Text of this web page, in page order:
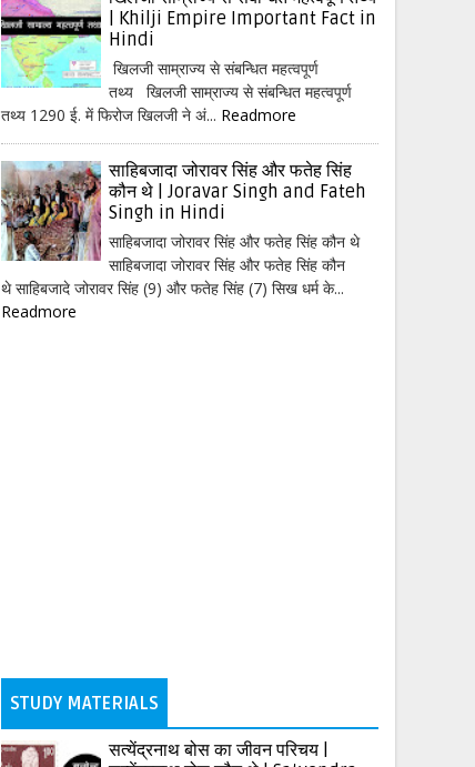
| Khilji Empire Important Fact in
Hindi
खिलजी साम्राज्य से संबन्धित महत्वपूर्ण
तथ्य खिलजी साम्राज्य से संबन्धित महत्वपूर्ण
तथ्य 1290 ई. में फिरोज खिलजी ने अं... Readmore
साहिबजादा जोरावर सिंह और फतेह सिंह
कौन थे | Joravar Singh and Fateh
Singh in Hindi
साहिबजादा जोरावर सिंह और फतेह सिंह कौन थे
साहिबजादा जोरावर सिंह और फतेह सिंह कौन
थे साहिबजादे जोरावर सिंह (9) और फतेह सिंह (7) सिख धर्म के...
Readmore
STUDY MATERIALS
सत्येंद्रनाथ बोस का जीवन परिचय |